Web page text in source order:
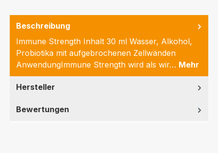
Beschreibung
Immune Strength Inhalt 30 ml Wasser, Alkohol,
Probiotika mit aufgebrochenen Zellwänden
AnwendungImmune Strength wird als wir… Mehr
Hersteller
Bewertungen